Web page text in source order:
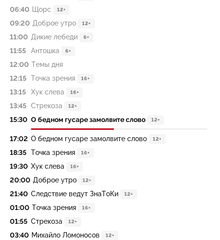
06:40 Щорс 12+
09:20 Доброе утро 12+
11:00 Дикие лебеди 6+
11:55 Антошка 6+
12:00 Темы дня
12:15 Точка зрения 16+
13:15 Хук слева 16+
13:45 Стрекоза 12+
15:30 О бедном гусаре замолвите слово 12+
17:02 О бедном гусаре замолвите слово 12+
18:35 Точка зрения 16+
19:30 Хук слева 16+
20:00 Доброе утро 12+
21:40 Следствие ведут ЗнаТоКи 12+
01:00 Точка зрения 16+
01:55 Стрекоза 12+
03:40 Михайло Ломоносов 12+